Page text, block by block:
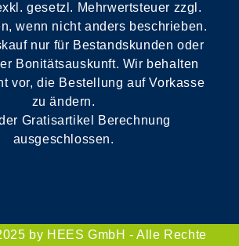
gesetzl. Mehrwertsteuer zzgl.
wenn nicht anders beschrieben.
nur für Bestandskunden oder
Bonitätsauskunft. Wir behalten
vor, die Bestellung auf Vorkasse
zu ändern.
Gratisartikel Berechnung
ausgeschlossen.
by HEES GmbH - Alle Rechte